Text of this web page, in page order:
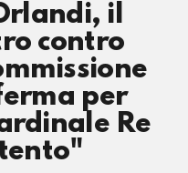
il
contro
per
Re